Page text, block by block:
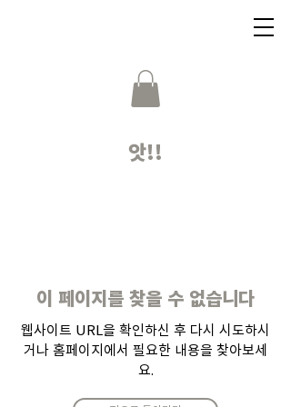
앗!!
이 페이지를 찾을 수 없습니다
웹사이트 URL을 확인하신 후 다시 시도하시
거나 홈페이지에서 필요한 내용을 찾아보세
요.